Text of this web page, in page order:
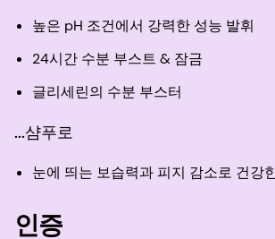
높은 pH 조건에서 강력한 성능 발휘
24시간 수분 부스트 & 잠금
글리세린의 수분 부스터
...샴푸로
눈에 띄는 보습력과 피지 감소로 건강
인증